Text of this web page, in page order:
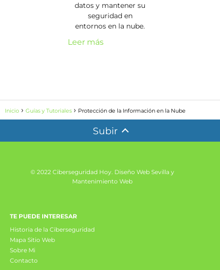
datos y mantener su
seguridad en
entornos en la nube.
Leer más
Inicio Guías y Tutoriales Protección de la Información en la Nube
Subir
© 2022 Ciberseguridad Hoy. Diseño Web Sevilla y
Mantenimiento Web
TE PUEDE INTERESAR
Historia de la Ciberseguridad
Mapa Sitio Web
Sobre Mi
Contacto